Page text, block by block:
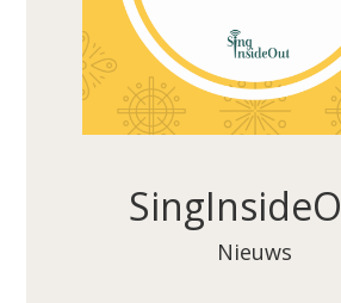
Nieuws